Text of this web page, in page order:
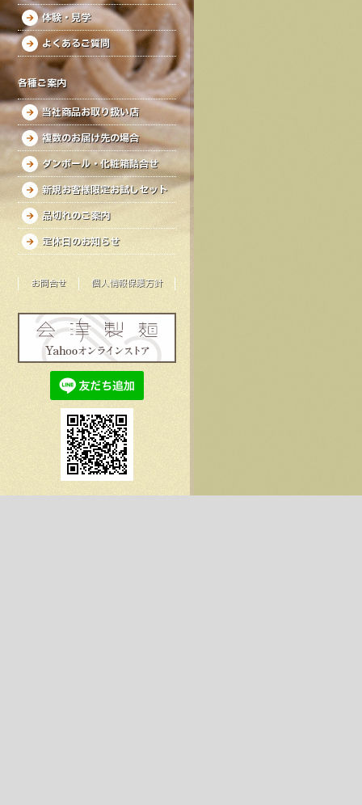
体験・見学
よくあるご質問
各種ご案内
当社商品お取り扱い店
複数のお届け先の場合
ダンボール・化粧箱詰合せ
新規お客様限定お試しセット
品切れのご案内
定休日のお知らせ
お問合せ 個人情報保護方針